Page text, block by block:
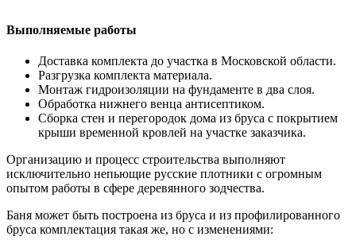
Выполняемые работы
Доставка комплекта до участка в Московской области.
Разгрузка комплекта материала.
Монтаж гидроизоляции на фундаменте в два слоя.
Обработка нижнего венца антисептиком.
Сборка стен и перегородок дома из бруса с покрытием
крыши временной кровлей на участке заказчика.
Организацию и процесс строительства выполняют
исключительно непьющие русские плотники с огромным
опытом работы в сфере деревянного зодчества.
Баня может быть построена из бруса и из профилированного
бруса комплектация такая же, но с изменениями: